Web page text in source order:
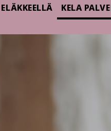
ELÄKKEELLÄ KELA